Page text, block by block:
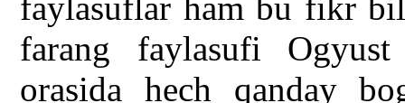
farang faylasufi
orasida hech qanday